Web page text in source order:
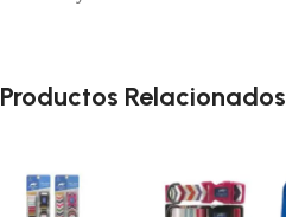
Productos Relacionados